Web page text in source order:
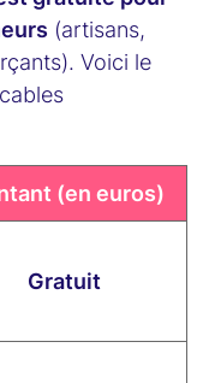
(artisans,
Voici le
(en euros)
Gratuit